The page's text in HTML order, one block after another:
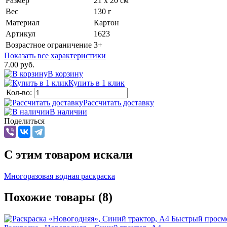
Вес
130 г
Материал
Картон
Артикул
1623
Возрастное ограничение 3+
Показать все характеристики
7.00 руб.
В корзину
Купить в 1 клик
Кол-во:
Рассчитать доставку
В наличии
Поделиться
C этим товаром искали
Многоразовая водная раскраска
Похожие товары (8)
Быстрый